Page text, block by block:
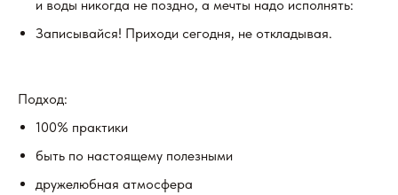
и воды никогда не поздно, а мечты надо исполнять:
Записывайся! Приходи сегодня, не откладывая.
Подход:
100% практики
быть по настоящему полезными
дружелюбная атмосфера